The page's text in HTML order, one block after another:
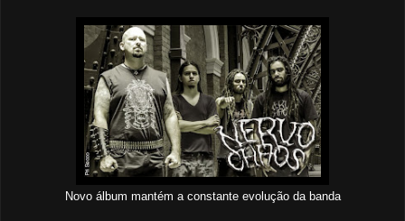
Novo álbum mantém a constante evolução da banda